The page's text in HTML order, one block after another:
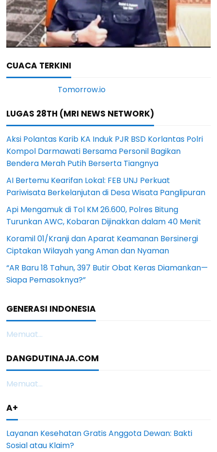
CUACA TERKINI
LUGAS 28TH (MRI NEWS NETWORK)
Aksi Polantas Karib KA Induk PJR BSD Korlantas Polri
Kompol Darmawati Bersama Personil Bagikan
Bendera Merah Putih Berserta Tiangnya
AI Bertemu Kearifan Lokal: FEB UNJ Perkuat
Pariwisata Berkelanjutan di Desa Wisata Panglipuran
Api Mengamuk di Tol KM 26.600, Polres Bitung
Turunkan AWC, Kobaran Dijinakkan dalam 40 Menit
Koramil 01/Kranji dan Aparat Keamanan Bersinergi
Ciptakan Wilayah yang Aman dan Nyaman
“AR Baru 18 Tahun, 397 Butir Obat Keras Diamankan—
Siapa Pemasoknya?”
GENERASI INDONESIA
Memuat...
DANGDUTINAJA.COM
Memuat...
A+
Layanan Kesehatan Gratis Anggota Dewan: Bakti
Sosial atau Klaim?